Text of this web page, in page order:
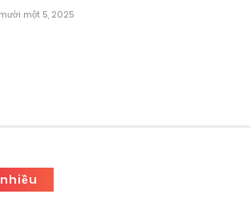
một 5, 2025